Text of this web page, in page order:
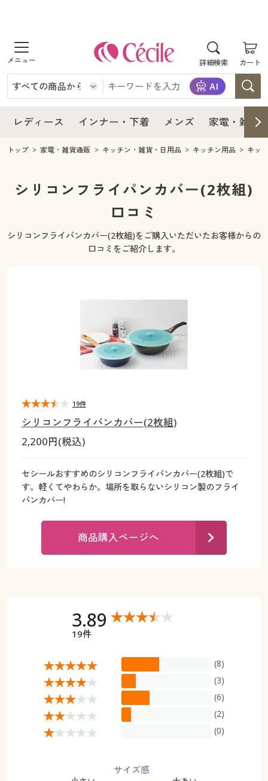
詳細検索 カート
商品を探す
レディース
レディースファッション
女性下着
インナー・下着
インナー・下着通販すべて
女性下着
ジュニア・ティーンズ下着
メンズ
メンズ通販すべて
家電・雑貨
寝具・インテリア・家具
寝具・インテリア・家具通販すべて
カーテン・ラグ・ファブリック
大きいサイズ通販すべて
大きいサイズ メンズ
大きいサイズ 事務・制服
カタログ
カタログ・チラシからのご注文
デジタルカタログ
カタログ無料プレゼント
お気に入り
サポート
ご利用ガイド
レディース インナー・下着 メンズ 家電・雑貨
レディース
レディース通販すべて
レディースファッション
インナー・下着
インナー・下着通販すべて
ジュニア・ティーンズ下着
メンズ
キッチン・雑貨・日用品
寝具・インテリア・家具通販すべて
家具・収納
美容・健康通販すべて
制服・スクール
ジュニア・ティーンズ下着
大きいサイズ レディース服
大きいサイズ メンズ
大きいサイズ 事務・制服
カタログ
カタログ・チラシからのご注文
カタログ無料プレゼント
マイページ
ご利用ガイド
よくある質問とお問い合わせ
トップ 家電・雑貨通販 キッチン・雑貨・日用品 キッチン用品 キッ
シリコンフライパンカバー(2枚組)
口コミ
シリコンフライパンカバー(2枚組)をご購入いただいたお客様からの
口コミをご紹介します。
シリコンフライパンカバー(2枚組)
2,200円(税込)
セシールおすすめのシリコンフライパンカバー(2枚組)で
す。軽くてやわらか。場所を取らないシリコン製のフライ
パンカバー!
19件
商品購入ページへ
3.89
19件
(8)
(3)
(6)
(2)
(0)
サイズ感